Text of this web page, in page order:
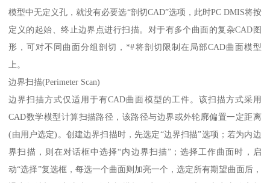
模型中无定义孔，就没有必要选“剖切CAD”选项，此时PC DMIS将按
定义的起始、终止边界点进行扫描。对于有多个曲面的复杂CAD图
形，可对不同曲面分组剖切，*#将剖切限制在局部CAD曲面模型
上。
边界扫描(Perimeter Scan)
边界扫描方式仅适用于有CAD曲面模型的工件。该扫描方式采用
CAD数学模型计算扫描路径，该路径与边界或外轮廓偏置一定距离
(由用户选定)。创建边界扫描时，先选定“边界扫描”选项；若为内边
界扫描，则在对话框中选择“内边界扫描”；选择工作曲面时，启
动“选择”复选框，每选一个曲面则加亮一个，选定所有期望曲面后，